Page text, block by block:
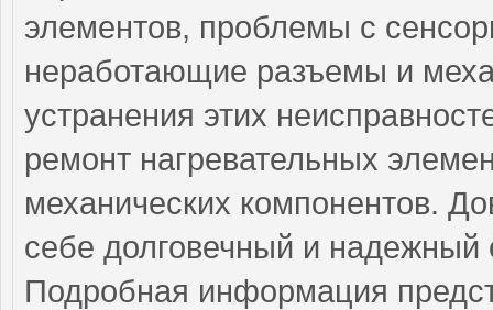
элементов, проблемы с
неработающие разъемы и
устранения этих
ремонт нагревательных
механических компонентов.
себе долговечный и надежный
Подробная информация